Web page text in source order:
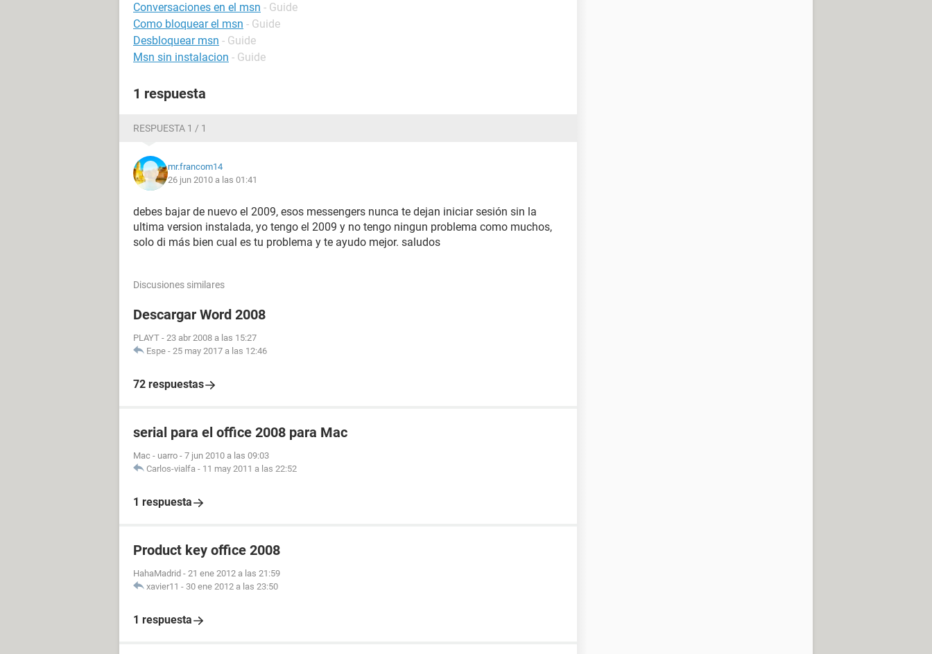
Conversaciones en el msn - Guide
Como bloquear el msn - Guide
Desbloquear msn - Guide
Msn sin instalacion - Guide
1 respuesta
RESPUESTA 1 / 1
mr.francom14
26 jun 2010 a las 01:41
debes bajar de nuevo el 2009, esos messengers nunca te dejan iniciar sesión sin la
ultima version instalada, yo tengo el 2009 y no tengo ningun problema como muchos,
solo di más bien cual es tu problema y te ayudo mejor. saludos
Discusiones similares
Descargar Word 2008
PLAYT - 23 abr 2008 a las 15:27
Espe - 25 may 2017 a las 12:46
72 respuestas
serial para el office 2008 para Mac
Mac - uarro - 7 jun 2010 a las 09:03
Carlos-vialfa - 11 may 2011 a las 22:52
1 respuesta
Product key office 2008
HahaMadrid - 21 ene 2012 a las 21:59
xavier11 - 30 ene 2012 a las 23:50
1 respuesta